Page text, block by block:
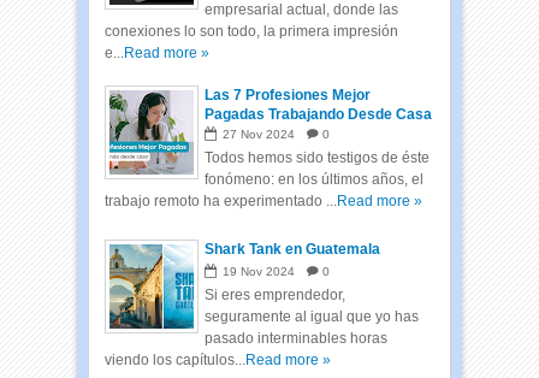
empresarial actual, donde las
conexiones lo son todo, la primera impresión
e...Read more »
Las 7 Profesiones Mejor
Pagadas Trabajando Desde Casa
27 Nov 2024 0
Todos hemos sido testigos de éste
fonómeno: en los últimos años, el
trabajo remoto ha experimentado ...Read more »
Shark Tank en Guatemala
19 Nov 2024 0
Si eres emprendedor,
seguramente al igual que yo has
pasado interminables horas
viendo los capítulos...Read more »